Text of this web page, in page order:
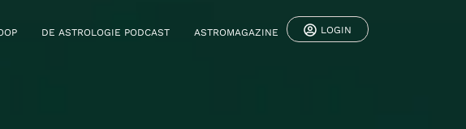
DE ASTROLOGIE PODCAST ASTROMAGAZINE LOGIN